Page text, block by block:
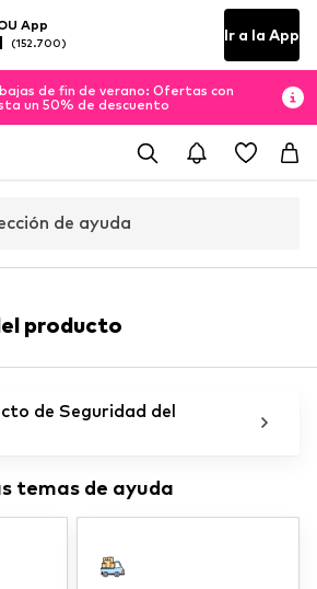
App
(152.700) Ir a la App
de fin de verano: Ofertas con
un 50% de descuento
temas de ayuda
de ayuda
producto
de Seguridad del